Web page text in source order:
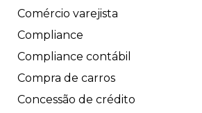
Comércio varejista
Compliance
Compliance contábil
Compra de carros
Concessão de crédito